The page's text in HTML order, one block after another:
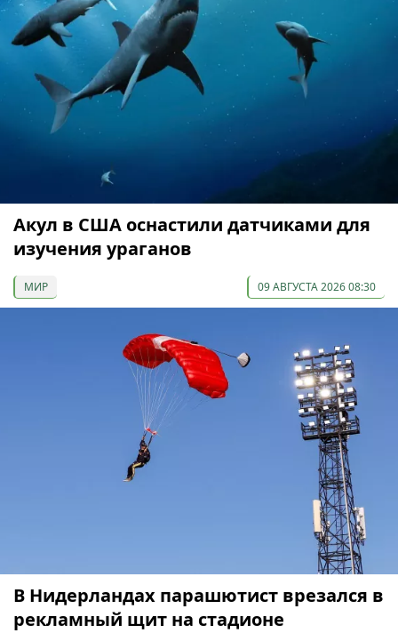
Акул в США оснастили датчиками для
изучения ураганов
МИР 09 АВГУСТА 2026 08:30
В Нидерландах парашютист врезался в
рекламный щит на стадионе